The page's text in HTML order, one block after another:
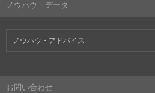
ノウハウ・データ
ノウハウ・アドバイス
お問い合わせ